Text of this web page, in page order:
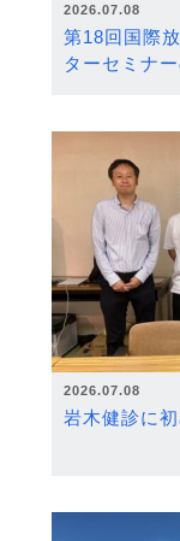
2026.07.08
第18回国際
ターセミナ
2026.07.08
岩木健診に